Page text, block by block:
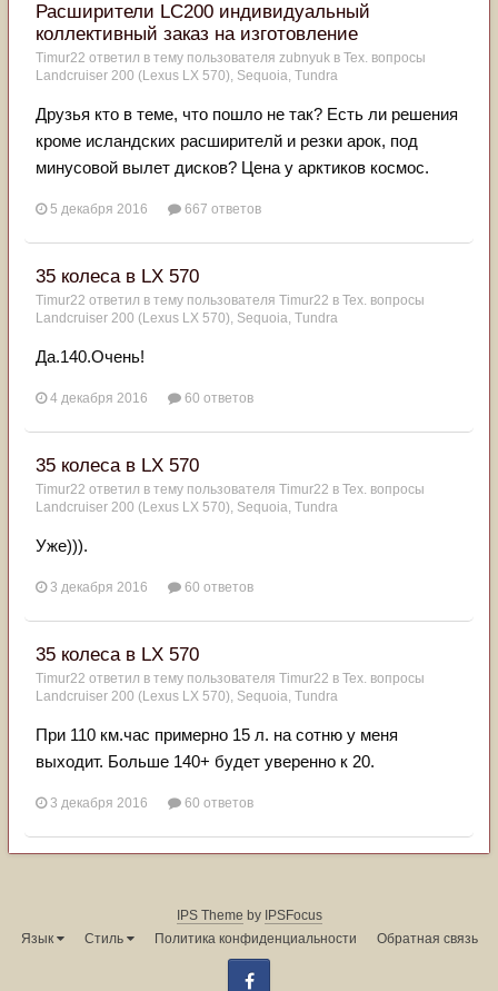
Расширители LC200 индивидуальный
коллективный заказ на изготовление
Timur22 ответил в тему пользователя zubnyuk в Тех. вопросы
Landcruiser 200 (Lexus LX 570), Sequoia, Tundra
Друзья кто в теме, что пошло не так? Есть ли решения
кроме исландских расширителй и резки арок, под
минусовой вылет дисков? Цена у арктиков космос.
5 декабря 2016 667 ответов
35 колеса в LX 570
Timur22 ответил в тему пользователя Timur22 в Тех. вопросы
Landcruiser 200 (Lexus LX 570), Sequoia, Tundra
Да.140.Очень!
4 декабря 2016 60 ответов
35 колеса в LX 570
Timur22 ответил в тему пользователя Timur22 в Тех. вопросы
Landcruiser 200 (Lexus LX 570), Sequoia, Tundra
Уже))).
3 декабря 2016 60 ответов
35 колеса в LX 570
Timur22 ответил в тему пользователя Timur22 в Тех. вопросы
Landcruiser 200 (Lexus LX 570), Sequoia, Tundra
При 110 км.час примерно 15 л. на сотню у меня
выходит. Больше 140+ будет уверенно к 20.
3 декабря 2016 60 ответов
IPS Theme by IPSFocus
Язык
Стиль Политика конфиденциальности Обратная связь